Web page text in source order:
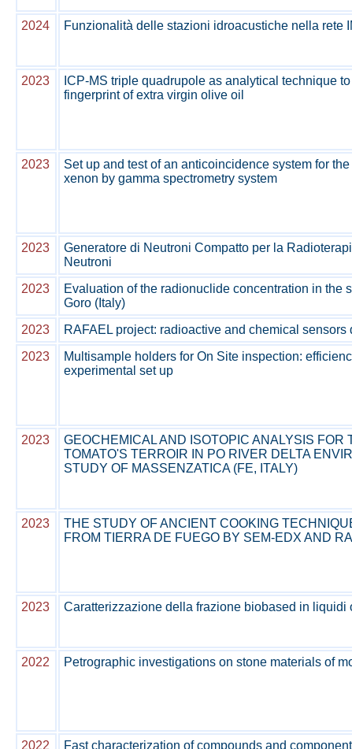
2024
Funzionalità delle stazioni idroacustiche nella rete
2023
ICP-MS triple quadrupole as analytical technique
fingerprint of extra virgin olive oil
2023
Set up and test of an anticoincidence system for
xenon by gamma spectrometry system
2023
Generatore di Neutroni Compatto per la
Neutroni
2023
Evaluation of the radionuclide concentration in the
Goro (Italy)
2023 RAFAEL project: radioactive and chemical sensors
2023
Multisample holders for On Site inspection:
experimental set up
2023
GEOCHEMICAL AND ISOTOPIC ANALYSIS FOR
TOMATO'S TERROIR IN PO RIVER DELTA
STUDY OF MASSENZATICA (FE, ITALY)
2023
THE STUDY OF ANCIENT COOKING
FROM TIERRA DE FUEGO BY SEM-EDX AND
2023
Caratterizzazione della frazione biobased in liquidi
2022
Petrographic investigations on stone materials of
2022
Fast characterization of compounds and